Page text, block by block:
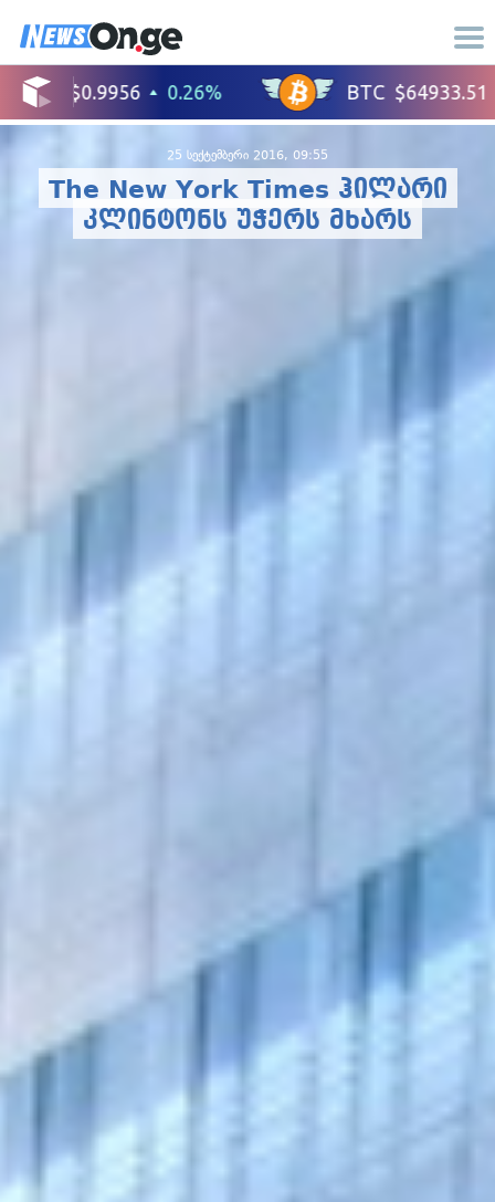
25 სექტემბერი 2016, 09:55
The New York Times ჰილარი
კლინტონს უჭერს მხარს